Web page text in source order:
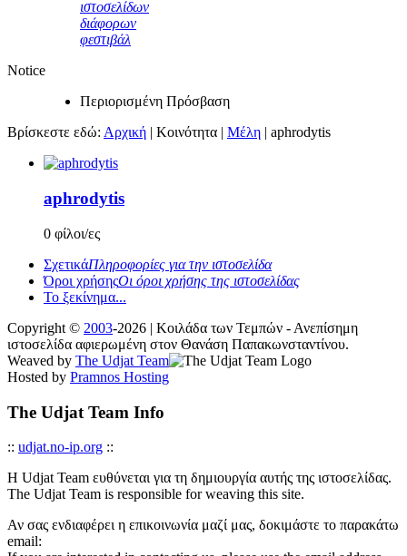
ιστοσελίδων
διάφορων
φεστιβάλ
Notice
Περιορισμένη Πρόσβαση
Βρίσκεστε εδώ: Αρχική | Κοινότητα | Μέλη | aphrodytis
aphrodytis
0 φίλοι/ες
ΣχετικάΠληροφορίες για την ιστοσελίδα
Όροι χρήσηςΟι όροι χρήσης της ιστοσελίδας
Το ξεκίνημα...
Copyright © 2003-2026 | Κοιλάδα των Τεμπών - Ανεπίσημη
ιστοσελίδα αφιερωμένη στον Θανάση Παπακωνσταντίνου.
Weaved by The Udjat Team
Hosted by Pramnos Hosting
The Udjat Team Info
:: udjat.no-ip.org ::
Η Udjat Team ευθύνεται για τη δημιουργία αυτής της ιστοσελίδας.
The Udjat Team is responsible for weaving this site.
Αν σας ενδιαφέρει η επικοινωνία μαζί μας, δοκιμάστε το παρακάτω
email: